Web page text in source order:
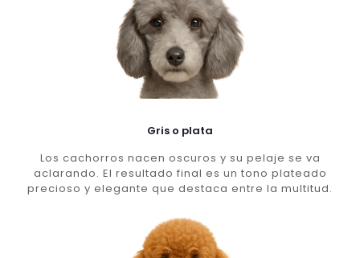
Gris o plata
Los cachorros nacen oscuros y su pelaje se va
aclarando. El resultado final es un tono plateado
precioso y elegante que destaca entre la multitud.